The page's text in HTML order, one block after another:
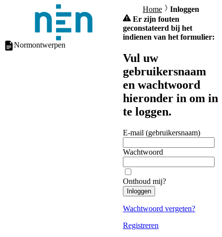
Normontwerpen
Home
Inloggen
Er zijn fouten
geconstateerd bij het
indienen van het formulier:
Vul uw
gebruikersnaam
en wachtwoord
hieronder in om in
te loggen.
E-mail (gebruikersnaam)
Wachtwoord
Onthoud mij?
Inloggen
Wachtwoord vergeten?
Registreren